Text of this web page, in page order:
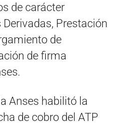
de carácter
Prestación
de
de firma
Anses habilitó la
de cobro del ATP